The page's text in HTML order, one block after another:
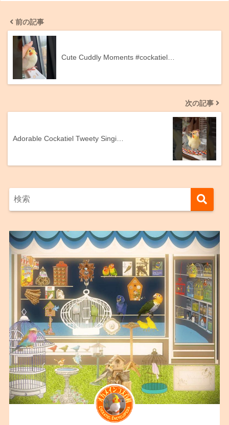
前の記事
Cute Cuddly Moments #cockatiel…
次の記事
Adorable Cockatiel Tweety Singi…